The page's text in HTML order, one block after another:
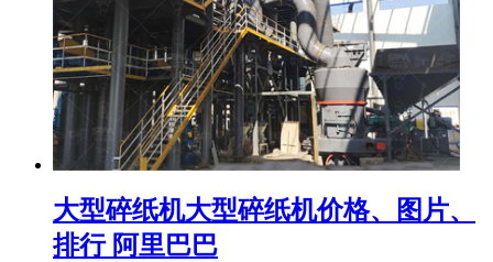
大型碎纸机大型碎纸机价格、图片、
排行 阿里巴巴